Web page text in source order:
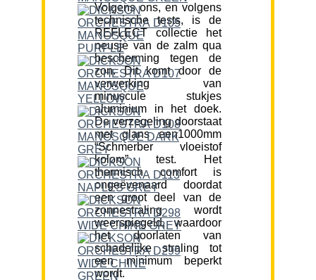
Volgens ons, en volgens
technische tests, is de
REFLECT collectie het
neusje van de zalm qua
bescherming tegen de
zon. Dit komt door de
verwerking van
minuscule stukjes
aluminium in het doek.
De verzegeling doorstaat
met glans een1000mm
“Schmerber vloeistof
kolom” test. Het
thermisch comfort is
ongeëvenaard doordat
een groot deel van de
zonnestraling wordt
weerspiegeld, waardoor
het doorlaten van
schadelijke straling tot
een minimum beperkt
wordt.